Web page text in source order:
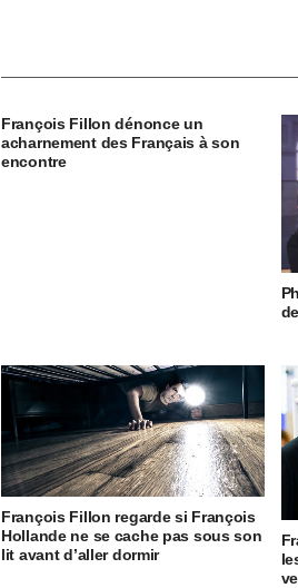
François Fillon dénonce un
acharnement des Français à son
encontre
François Fillon regarde si François
Hollande ne se cache pas sous son
lit avant d’aller dormir